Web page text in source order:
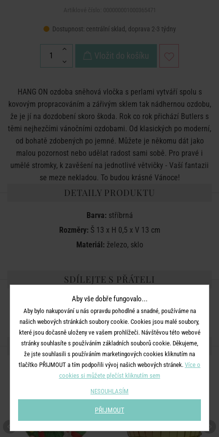
Dostupnost: centrální sklad, doprava 2-3 týdny
Vložit do košíku
HANG ON ozdoba sněhová vločka s perlami vytváří spolu s
kovovým propracováním a zářivým sklem tak nádhernou ozdobu,
že je jí na dozdobení skoro škoda. Rok co rok přichází Butlers s
těmi nejhezčími vánočními ozdobami. Od klasických po moderní,
od bohatě zdobených po jemné. Můžete je někomu dát jako
malou pozornost nebo udělat radost sami sobě. Pro pravé i
umělé stromky, k zavěšení na jednotlivé větvičky - Vaší fantazii
se meze nekladou. To budou krásné Vánoce!
DETAILY PRODUKTU
Barva:stříbrná
Rozměry:Š 13 x H 0,5 x V 13 cm
Materiál:železo, sklo
SDÍLEJTE S PŘÁTELI
DALŠÍ PRODUKTY ZE SÉRIE
Aby vše dobře fungovalo...
Aby bylo nakupování u nás opravdu pohodlné a snadné, používáme na
našich webových stránkách soubory cookie. Cookies jsou malé soubory,
které jsou dočasně uloženy ve vašem prohlížeči. Návštěvou této webové
stránky souhlasíte s používáním základních souborů cookie. Děkujeme,
že jste souhlasili s používáním marketingových cookies kliknutím na
tlačítko PŘIJMOUT a tím podpořili vývoj našich webových stránek. Více o
cookies si můžete přečíst kliknutím sem
NESOUHLASÍM
PŘIJMOUT